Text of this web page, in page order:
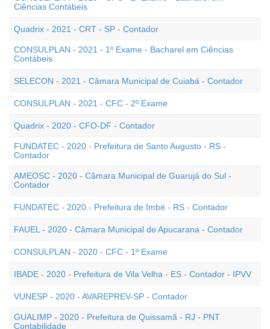
Ciências Contábeis
Quadrix - 2021 - CRT - SP - Contador
CONSULPLAN - 2021 - 1º Exame - Bacharel em Ciências
Contábeis
SELECON - 2021 - Câmara Municipal de Cuiabá - Contador
CONSULPLAN - 2021 - CFC - 2º Exame
Quadrix - 2020 - CFO-DF - Contador
FUNDATEC - 2020 - Prefeitura de Santo Augusto - RS -
Contador
AMEOSC - 2020 - Câmara Municipal de Guarujá do Sul -
Contador
FUNDATEC - 2020 - Prefeitura de Imbé - RS - Contador
FAUEL - 2020 - Câmara Municipal de Apucarana - Contador
CONSULPLAN - 2020 - CFC - 1º Exame
IBADE - 2020 - Prefeitura de Vila Velha - ES - Contador - IPVV
VUNESP - 2020 - AVAREPREV-SP - Contador
GUALIMP - 2020 - Prefeitura de Quissamã - RJ - PNT
Contabilidade